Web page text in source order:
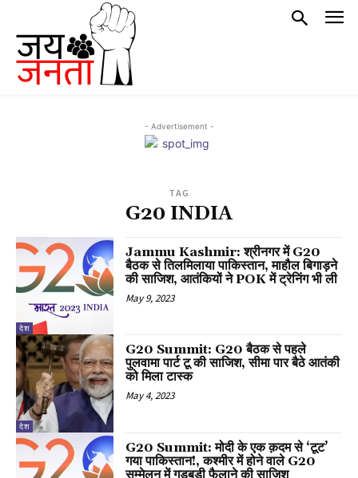
- Advertisement -
TAG
G20 INDIA
देश
Jammu Kashmir: श्रीनगर में G20
बैठक से तिलमिलाया पाकिस्तान, माहौल बिगाड़ने
की साजिश, आतंकियों ने POK में ट्रेनिंग भी ली
May 9, 2023
देश
G20 Summit: G20 बैठक से पहले
पुलवामा पार्ट टू की साजिश, सीमा पार बैठे आतंकी
को मिला टास्क
May 4, 2023
G20 Summit: मोदी के एक क़दम से ‘टूट’
गया पाकिस्तान!, कश्मीर में होने वाले G20
सम्मेलन में गड़बड़ी फैलाने की साज़िश